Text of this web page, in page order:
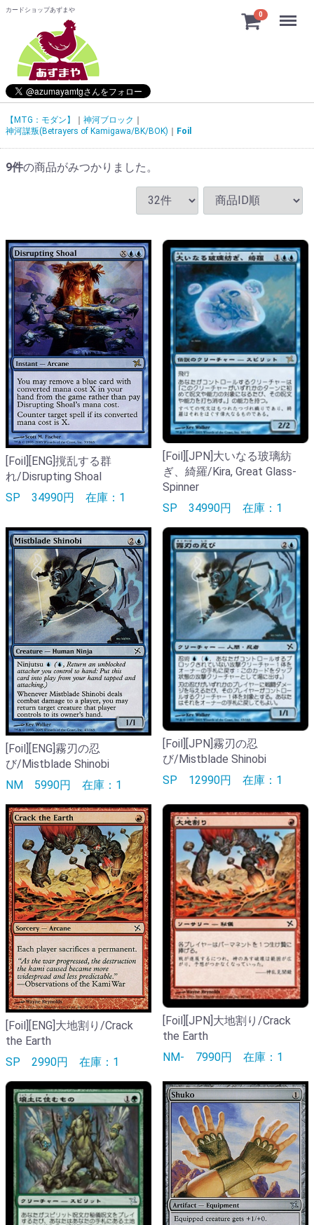
カードショップあずまや
0 Menu
【MTG：モダン】
神河ブロック
神河謀叛(Betrayers of Kamigawa/BK/BOK)
Foil
9件の商品がみつかりました。
[Foil][ENG]撹乱する群
れ/Disrupting Shoal
SP 34990円 在庫：1
[Foil][JPN]大いなる玻璃紡
ぎ、綺羅/Kira, Great Glass-
Spinner
SP 34990円 在庫：1
[Foil][ENG]霧刃の忍
び/Mistblade Shinobi
NM 5990円 在庫：1
[Foil][JPN]霧刃の忍
び/Mistblade Shinobi
SP 12990円 在庫：1
[Foil][ENG]大地割り/Crack
the Earth
SP 2990円 在庫：1
[Foil][JPN]大地割り/Crack
the Earth
NM- 7990円 在庫：1